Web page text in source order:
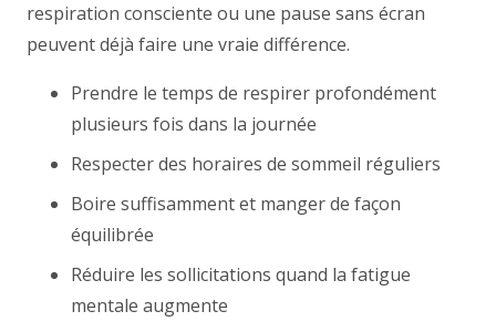
respiration consciente ou une pause sans écran
peuvent déjà faire une vraie différence.
Prendre le temps de respirer profondément
plusieurs fois dans la journée
Respecter des horaires de sommeil réguliers
Boire suffisamment et manger de façon
équilibrée
Réduire les sollicitations quand la fatigue
mentale augmente